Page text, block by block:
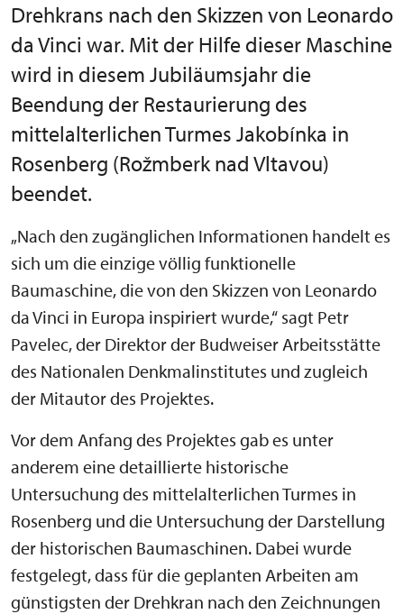
Drehkrans nach den Skizzen von Leonardo
da Vinci war. Mit der Hilfe dieser Maschine
wird in diesem Jubiläumsjahr die
Beendung der Restaurierung des
mittelalterlichen Turmes Jakobínka in
Rosenberg (Rožmberk nad Vltavou)
beendet.
„Nach den zugänglichen Informationen handelt es
sich um die einzige völlig funktionelle
Baumaschine, die von den Skizzen von Leonardo
da Vinci in Europa inspiriert wurde,“ sagt Petr
Pavelec, der Direktor der Budweiser Arbeitsstätte
des Nationalen Denkmalinstitutes und zugleich
der Mitautor des Projektes.
Vor dem Anfang des Projektes gab es unter
anderem eine detaillierte historische
Untersuchung des mittelalterlichen Turmes in
Rosenberg und die Untersuchung der Darstellung
der historischen Baumaschinen. Dabei wurde
festgelegt, dass für die geplanten Arbeiten am
günstigsten der Drehkran nach den Zeichnungen